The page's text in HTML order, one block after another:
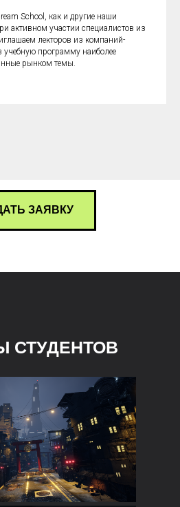
School, как и другие наши
активном участии специалистов из
лекторов из компаний-
учебную программу наиболее
рынком темы.
ЗАЯВКУ
СТУДЕНТОВ